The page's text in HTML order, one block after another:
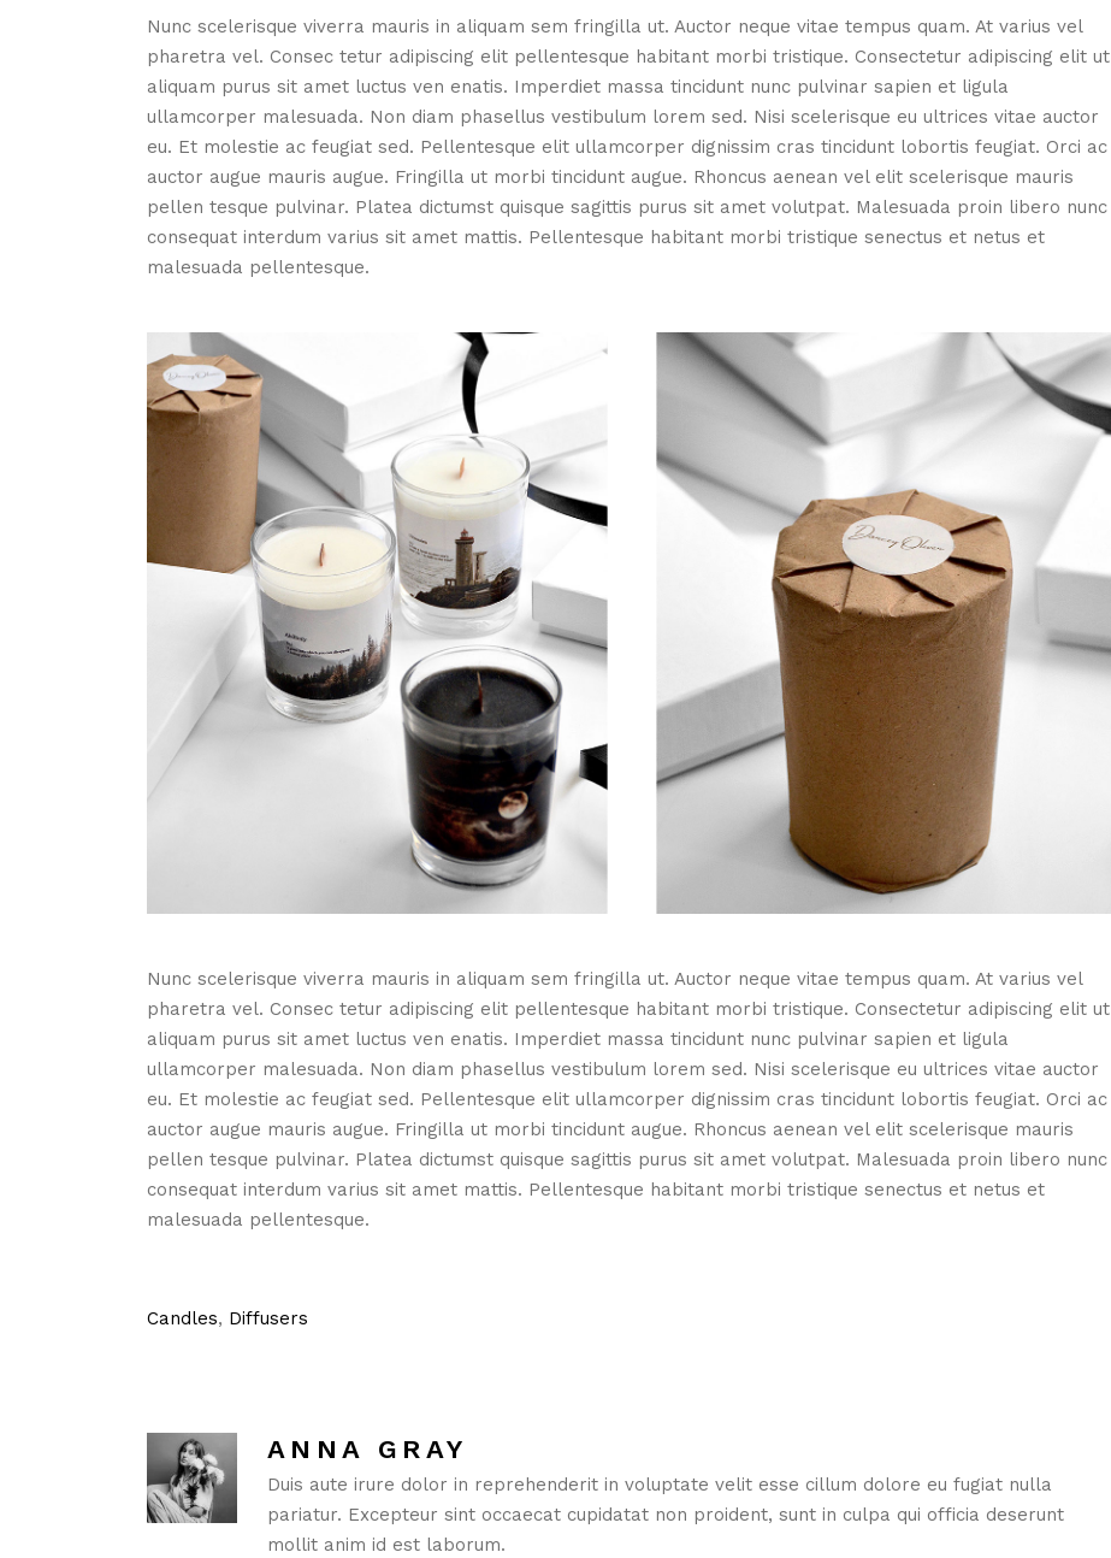
Nunc scelerisque viverra mauris in aliquam sem fringilla ut. Auctor neque vitae tempus quam. At varius vel
pharetra vel. Consec tetur adipiscing elit pellentesque habitant morbi tristique. Consectetur adipiscing elit ut
aliquam purus sit amet luctus ven enatis. Imperdiet massa tincidunt nunc pulvinar sapien et ligula
ullamcorper malesuada. Non diam phasellus vestibulum lorem sed. Nisi scelerisque eu ultrices vitae auctor
eu. Et molestie ac feugiat sed. Pellentesque elit ullamcorper dignissim cras tincidunt lobortis feugiat. Orci ac
auctor augue mauris augue. Fringilla ut morbi tincidunt augue. Rhoncus aenean vel elit scelerisque mauris
pellen tesque pulvinar. Platea dictumst quisque sagittis purus sit amet volutpat. Malesuada proin libero nunc
consequat interdum varius sit amet mattis. Pellentesque habitant morbi tristique senectus et netus et
malesuada pellentesque.
Nunc scelerisque viverra mauris in aliquam sem fringilla ut. Auctor neque vitae tempus quam. At varius vel
pharetra vel. Consec tetur adipiscing elit pellentesque habitant morbi tristique. Consectetur adipiscing elit ut
aliquam purus sit amet luctus ven enatis. Imperdiet massa tincidunt nunc pulvinar sapien et ligula
ullamcorper malesuada. Non diam phasellus vestibulum lorem sed. Nisi scelerisque eu ultrices vitae auctor
eu. Et molestie ac feugiat sed. Pellentesque elit ullamcorper dignissim cras tincidunt lobortis feugiat. Orci ac
auctor augue mauris augue. Fringilla ut morbi tincidunt augue. Rhoncus aenean vel elit scelerisque mauris
pellen tesque pulvinar. Platea dictumst quisque sagittis purus sit amet volutpat. Malesuada proin libero nunc
consequat interdum varius sit amet mattis. Pellentesque habitant morbi tristique senectus et netus et
malesuada pellentesque.
Candles, Diffusers
ANNA GRAY
Duis aute irure dolor in reprehenderit in voluptate velit esse cillum dolore eu fugiat nulla
pariatur. Excepteur sint occaecat cupidatat non proident, sunt in culpa qui officia deserunt
mollit anim id est laborum.